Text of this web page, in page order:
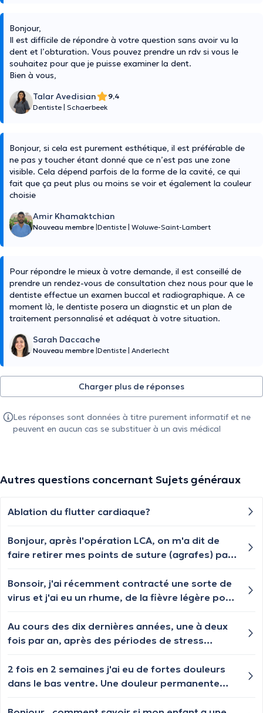
Bonjour,
Il est difficile de répondre à votre question sans avoir vu la
dent et l’obturation. Vous pouvez prendre un rdv si vous le
souhaitez pour que je puisse examiner la dent.
Bien à vous,
Talar Avedisian
9,4
Dentiste
Schaerbeek
Bonjour, si cela est purement esthétique, il est préférable de
ne pas y toucher étant donné que ce n’est pas une zone
visible. Cela dépend parfois de la forme de la cavité, ce qui
fait que ça peut plus ou moins se voir et également la couleur
choisie
Amir Khamaktchian
Nouveau membre Dentiste Woluwe-Saint-Lambert
Pour répondre le mieux à votre demande, il est conseillé de
prendre un rendez-vous de consultation chez nous pour que le
dentiste effectue un examen buccal et radiographique. A ce
moment là, le dentiste posera un diagnstic et un plan de
traitement personnalisé et adéquat à votre situation.
Sarah Daccache
Nouveau membre Dentiste Anderlecht
Charger plus de réponses
Les réponses sont données à titre purement informatif et ne
peuvent en aucun cas se substituer à un avis médical
Autres questions concernant Sujets généraux
Ablation du flutter cardiaque?
Bonjour, après l'opération LCA, on m'a dit de
faire retirer mes points de suture (agrafes) par
pour le faire ? Généraliste ? Merci.
Bonsoir, j'ai récemment contracté une sorte de
virus et j'ai eu un rhume, de la fièvre légère pour
faiblesse corporelle. J'ai aussi remarqué que les
ganglions de mon cou et d'une de mes aisselles
rapidement, mais ceux de l'aisselle persistent
depuis une semaine maintenant, bien qu'ils
Au cours des dix dernières années, une à deux
fois par an, après des périodes de stress
sur les paupières, qui peut souvent s'étendre
autour du nez, derrière les oreilles ou sur les
2 fois en 2 semaines j'ai eu de fortes douleurs
dans le bas ventre. Une douleur permanente